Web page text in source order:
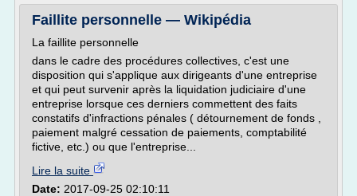
Faillite personnelle — Wikipédia
La faillite personnelle
dans le cadre des procédures collectives, c'est une
disposition qui s'applique aux dirigeants d'une entreprise
et qui peut survenir après la liquidation judiciaire d'une
entreprise lorsque ces derniers commettent des faits
constatifs d'infractions pénales ( détournement de fonds ,
paiement malgré cessation de paiements, comptabilité
fictive, etc.) ou que l'entreprise...
Lire la suite
Date: 2017-09-25 02:10:11